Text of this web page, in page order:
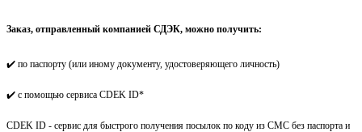
Заказ, отправленный компанией СДЭК, можно получить:
✔️ по паспорту (или иному документу, удостоверяющего личность)
✔️ с помощью сервиса CDEK ID*
CDEK ID - сервис для быстрого получения посылок по коду из СМС без паспорта и